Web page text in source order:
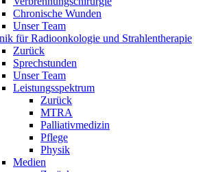
Chronische Wunden
Unser Team
für Radioonkologie und Strahlentherapie
Zurück
Sprechstunden
Unser Team
Leistungsspektrum
Zurück
MTRA
Palliativmedizin
Pflege
Physik
Medien